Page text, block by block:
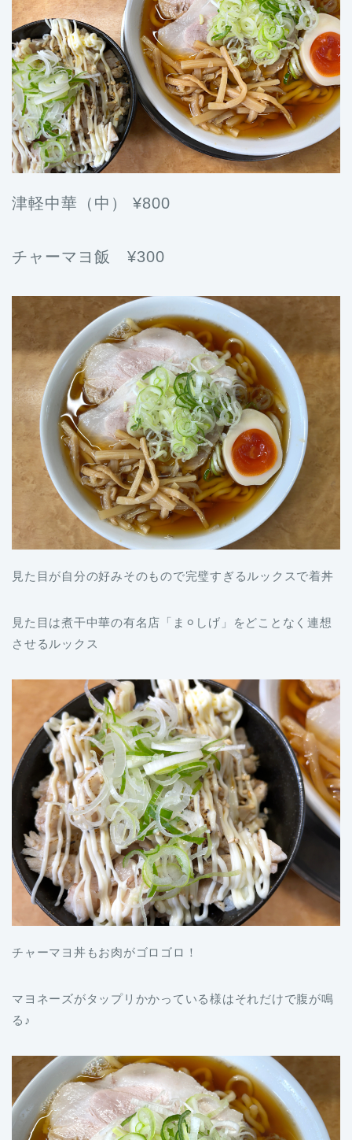
津軽中華（中） ¥800
チャーマヨ飯 ¥300
見た目が自分の好みそのもので完璧すぎるルックスで着丼
見た目は煮干中華の有名店「ま⚪︎しげ」をどことなく連想
させるルックス
チャーマヨ丼もお肉がゴロゴロ！
マヨネーズがタップリかかっている様はそれだけで腹が鳴
る♪